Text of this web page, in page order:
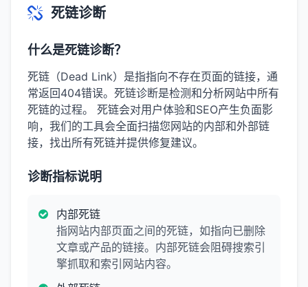
死链诊断
什么是死链诊断？
死链（Dead Link）是指指向不存在页面的链接，通
常返回404错误。死链诊断是检测和分析网站中所有
死链的过程。 死链会对用户体验和SEO产生负面影
响，我们的工具会全面扫描您网站的内部和外部链
接，找出所有死链并提供修复建议。
诊断指标说明
内部死链
指网站内部页面之间的死链，如指向已删除
文章或产品的链接。内部死链会阻碍搜索引
擎抓取和索引网站内容。